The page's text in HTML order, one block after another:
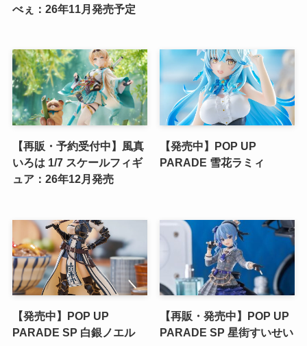
べぇ：26年11月発売予定
【再販・予約受付中】風真
いろは 1/7 スケールフィギ
ュア：26年12月発売
【発売中】POP UP
PARADE 雪花ラミィ
【発売中】POP UP
PARADE SP 白銀ノエル
【再販・発売中】POP UP
PARADE SP 星街すいせい